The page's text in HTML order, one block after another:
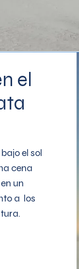
el
el sol
cena
un
a los